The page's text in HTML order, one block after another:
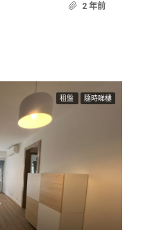
2 年前
租盤 隨時睇樓